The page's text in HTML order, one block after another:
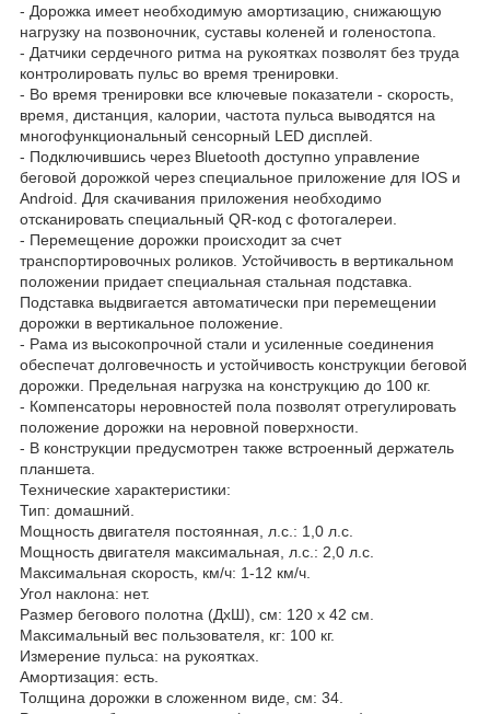
- Дорожка имеет необходимую амортизацию, снижающую
нагрузку на позвоночник, суставы коленей и голеностопа.
- Датчики сердечного ритма на рукоятках позволят без труда
контролировать пульс во время тренировки.
- Во время тренировки все ключевые показатели - скорость,
время, дистанция, калории, частота пульса выводятся на
многофункциональный сенсорный LED дисплей.
- Подключившись через Bluetooth доступно управление
беговой дорожкой через специальное приложение для IOS и
Android. Для скачивания приложения необходимо
отсканировать специальный QR-код с фотогалереи.
- Перемещение дорожки происходит за счет
транспортировочных роликов. Устойчивость в вертикальном
положении придает специальная стальная подставка.
Подставка выдвигается автоматически при перемещении
дорожки в вертикальное положение.
- Рама из высокопрочной стали и усиленные соединения
обеспечат долговечность и устойчивость конструкции беговой
дорожки. Предельная нагрузка на конструкцию до 100 кг.
- Компенсаторы неровностей пола позволят отрегулировать
положение дорожки на неровной поверхности.
- В конструкции предусмотрен также встроенный держатель
планшета.
Технические характеристики:
Тип: домашний.
Мощность двигателя постоянная, л.с.: 1,0 л.с.
Мощность двигателя максимальная, л.с.: 2,0 л.с.
Максимальная скорость, км/ч: 1-12 км/ч.
Угол наклона: нет.
Размер бегового полотна (ДхШ), см: 120 х 42 см.
Максимальный вес пользователя, кг: 100 кг.
Измерение пульса: на рукоятках.
Амортизация: есть.
Толщина дорожки в сложенном виде, см: 34.